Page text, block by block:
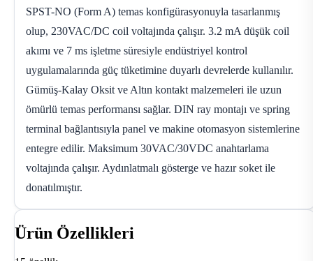
SPST-NO (Form A) temas konfigürasyonuyla tasarlanmış
olup, 230VAC/DC coil voltajında çalışır. 3.2 mA düşük coil
akımı ve 7 ms işletme süresiyle endüstriyel kontrol
uygulamalarında güç tüketimine duyarlı devrelerde kullanılır.
Gümüş-Kalay Oksit ve Altın kontakt malzemeleri ile uzun
ömürlü temas performansı sağlar. DIN ray montajı ve spring
terminal bağlantısıyla panel ve makine otomasyon sistemlerine
entegre edilir. Maksimum 30VAC/30VDC anahtarlama
voltajında çalışır. Aydınlatmalı gösterge ve hazır soket ile
donatılmıştır.
Ürün Özellikleri